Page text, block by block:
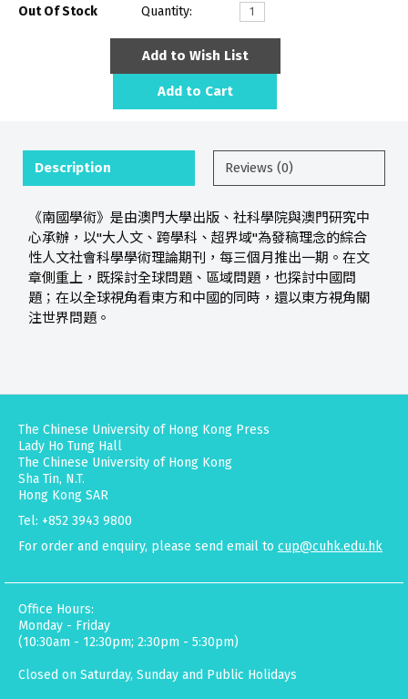
Out Of Stock Quantity:
Add to Wish List
Add to Cart
Description Reviews (0)
《南國學術》是由澳門大學出版、社科學院與澳門研究中
心承辦，以"大人文、跨學科、超界域"為發稿理念的綜合
性人文社會科學學術理論期刊，每三個月推出一期。在文
章側重上，既探討全球問題、區域問題，也探討中國問
題；在以全球視角看東方和中國的同時，還以東方視角關
注世界問題。
The Chinese University of Hong Kong Press
Lady Ho Tung Hall
The Chinese University of Hong Kong
Sha Tin, N.T.
Hong Kong SAR
Tel: +852 3943 9800
For order and enquiry, please send email to cup@cuhk.edu.hk
Office Hours:
Monday - Friday
(10:30am - 12:30pm; 2:30pm - 5:30pm)
Closed on Saturday, Sunday and Public Holidays